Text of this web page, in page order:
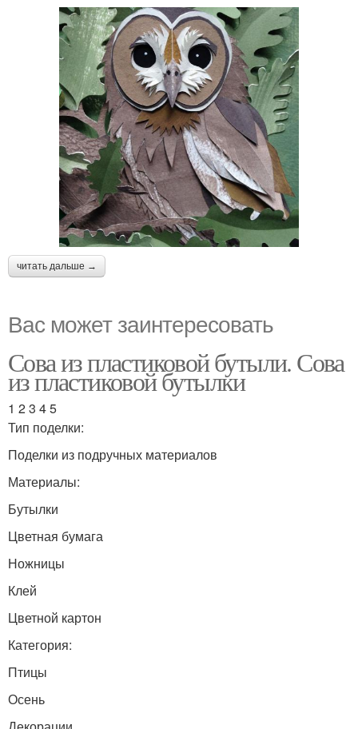
читать дальше →
Вас может заинтересовать
Сова из пластиковой бутыли. Сова
из пластиковой бутылки
1 2 3 4 5
Тип поделки:
Поделки из подручных материалов
Материалы:
Бутылки
Цветная бумага
Ножницы
Клей
Цветной картон
Категория:
Птицы
Осень